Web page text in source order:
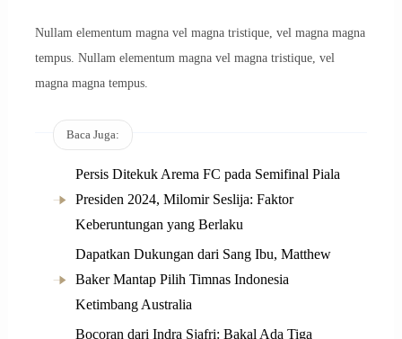
Nullam elementum magna vel magna tristique, vel magna magna
tempus. Nullam elementum magna vel magna tristique, vel
magna magna tempus.
Baca Juga:
Persis Ditekuk Arema FC pada Semifinal Piala
Presiden 2024, Milomir Seslija: Faktor
Keberuntungan yang Berlaku
Dapatkan Dukungan dari Sang Ibu, Matthew
Baker Mantap Pilih Timnas Indonesia
Ketimbang Australia
Bocoran dari Indra Sjafri: Bakal Ada Tiga